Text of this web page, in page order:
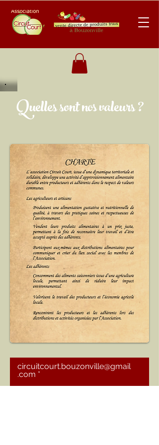
Quelles sont nos valeurs ?
circuitcourt.bouzonville@gmail
.com